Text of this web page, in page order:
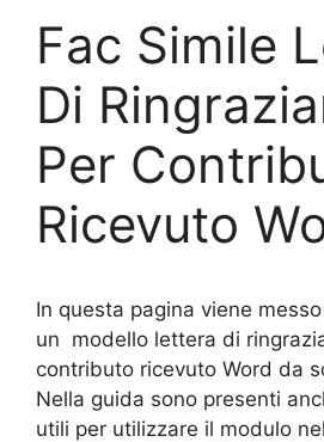
Fac Simile
Di
Per
Ricevuto
In questa pagina viene
un modello lettera di
contributo ricevuto Word da
Nella guida sono presenti
utili per utilizzare il modulo